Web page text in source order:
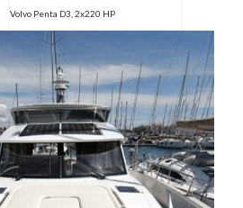
Volvo Penta D3, 2x220 HP